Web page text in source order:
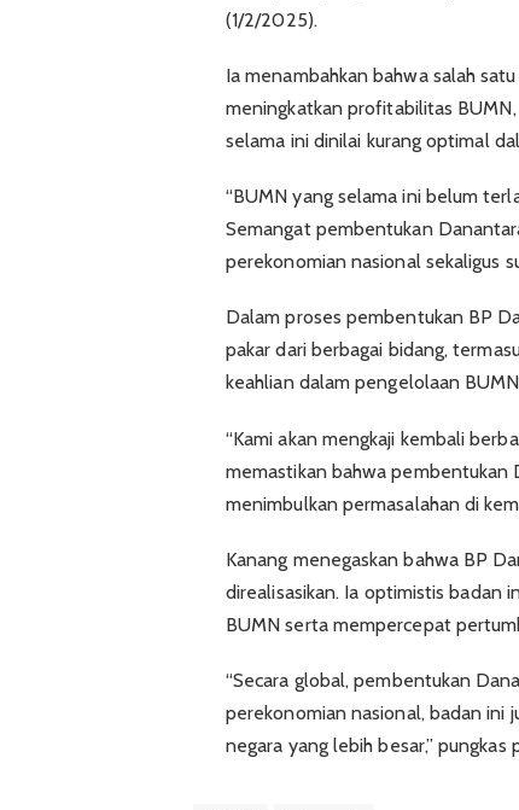
(1/2/2025).
Ia menambahkan bahwa salah
meningkatkan profitabilitas
selama ini dinilai kurang optimal
“BUMN yang selama ini belum
Semangat pembentukan
perekonomian nasional sekaligus
Dalam proses pembentukan BP
pakar dari berbagai bidang,
keahlian dalam pengelolaan
“Kami akan mengkaji kembali
memastikan bahwa pembentukan
menimbulkan permasalahan di
Kanang menegaskan bahwa BP
direalisasikan. Ia optimistis badan
BUMN serta mempercepat
“Secara global, pembentukan
perekonomian nasional, badan ini
negara yang lebih besar,”